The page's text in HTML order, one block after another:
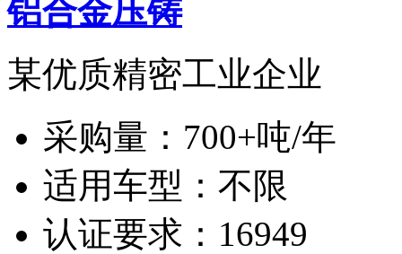
铝合金压铸
某优质精密工业企业
采购量： 700+吨/年
适用车型： 不限
认证要求： 16949